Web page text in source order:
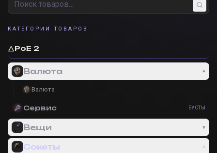
КАТЕГОРИИ ТОВАРОВ
🜂PoE 2
Валюта ▾
Валюта
Сервис БУСТЫ
Вещи ▾
Сокеты ▾